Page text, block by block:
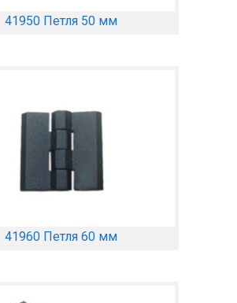
41950 Петля 50 мм
41960 Петля 60 мм